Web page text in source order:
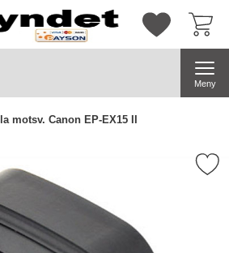
Startsidan för butiksnamn
Mina
Meny
motsv. Canon EP-EX15 II
Markera Ögonmussla motsv.